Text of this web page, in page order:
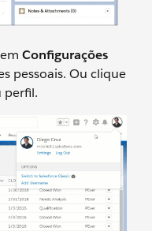
Configurações
pessoais. Ou clique
perfil.